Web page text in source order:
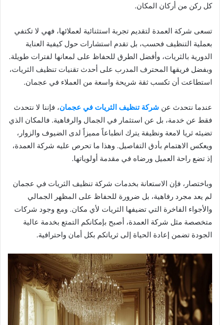
كل ركن من أركان المكان.
تسعى شركة العمدة لتقديم تجربة استثنائية لعملائها، فهي لا تكتفي
بعملية التنظيف فحسب، بل تقدم استشارات حول كيفية العناية
الدورية بالثريات، وأفضل الطرق للحفاظ على لمعانها لفترات طويلة.
وبفضل فريقها المحترف المدرب على أحدث تقنيات تنظيف الثريات،
استطاعت أن تكسب ثقة شريحة واسعة من العملاء في عجمان.
عندما نتحدث عن شركة تنظيف الثريات في عجمان، فإننا لا نتحدث
فقط عن خدمة، بل عن استثمار في الجمال والرفاهية. فالمكان الذي
تضيئه ثريا لامعة ونظيفة يترك انطباعاً مميزاً لدى الضيوف والزوار،
ويعكس الاهتمام بأدق التفاصيل. وهذا ما تحرص عليه شركة العمدة،
إذ تضع راحة العميل ورضاه في مقدمة أولوياتها.
وباختصار، فإن الاستعانة بخدمات شركة تنظيف الثريات في عجمان
لم يعد مجرد رفاهية، بل ضرورة للحفاظ على المظهر الجمالي
والأجواء الفاخرة التي تضيفها الثريات لأي مكان. ومع وجود شركات
متخصصة مثل شركة العمدة، أصبح بإمكانكم التمتع بخدمة عالية
الجودة تضمن إعادة الحياة إلى ثرياتكم بكل أمان واحترافية.